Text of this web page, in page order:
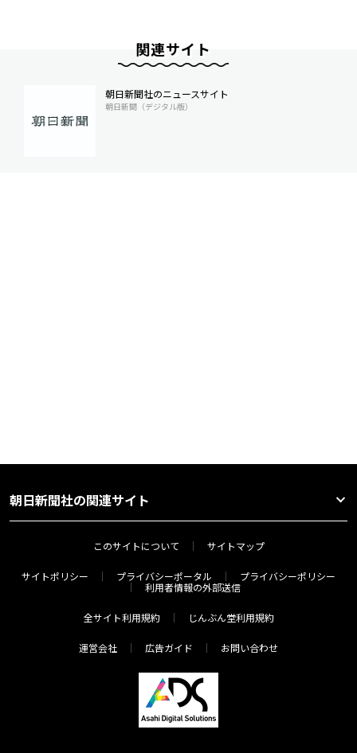
関連サイト
朝日新聞社のニュースサイト
朝日新聞（デジタル版）
朝日新聞社の関連サイト
このサイトについて サイトマップ
サイトポリシー プライバシーポータル
プライバシーポリシー
利用者情報の外部送信
全サイト利用規約 じんぶん堂利用規約
運営会社 広告ガイド お問い合わせ